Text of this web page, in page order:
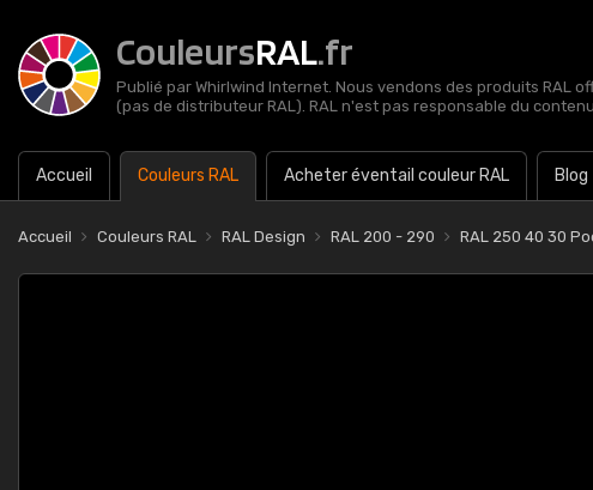
CouleursRAL.fr
Publié par Whirlwind Internet. Nous vendons des produits RAL
(pas de distributeur RAL). RAL n'est pas responsable du
Accueil Couleurs RAL Acheter éventail couleur RAL Blog
Accueil Couleurs RAL RAL Design RAL 200 - 290 RAL 250 40 30